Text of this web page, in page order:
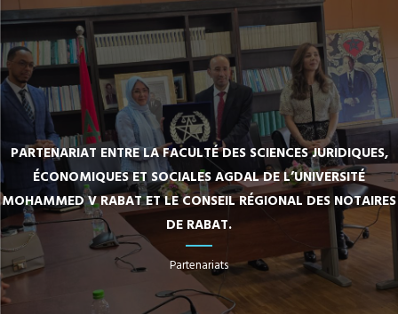
PARTENARIAT ENTRE LA FACULTÉ DES SCIENCES JURIDIQUES,
ÉCONOMIQUES ET SOCIALES AGDAL DE L’UNIVERSITÉ
MOHAMMED V RABAT ET LE CONSEIL RÉGIONAL DES NOTAIRES
DE RABAT.
Partenariats